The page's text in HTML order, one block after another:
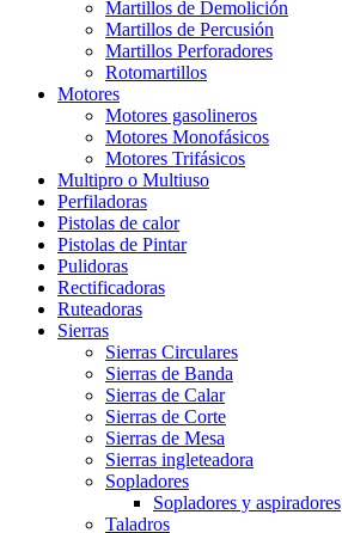
Martillos de Demolición
Martillos de Percusión
Martillos Perforadores
Rotomartillos
Motores
Motores gasolineros
Motores Monofásicos
Motores Trifásicos
Multipro o Multiuso
Perfiladoras
Pistolas de calor
Pistolas de Pintar
Pulidoras
Rectificadoras
Ruteadoras
Sierras
Sierras Circulares
Sierras de Banda
Sierras de Calar
Sierras de Corte
Sierras de Mesa
Sierras ingleteadora
Sopladores
Sopladores y aspiradores
Taladros